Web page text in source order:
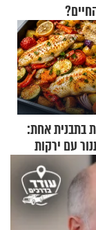
בתבנית אחת:
עם ירקות